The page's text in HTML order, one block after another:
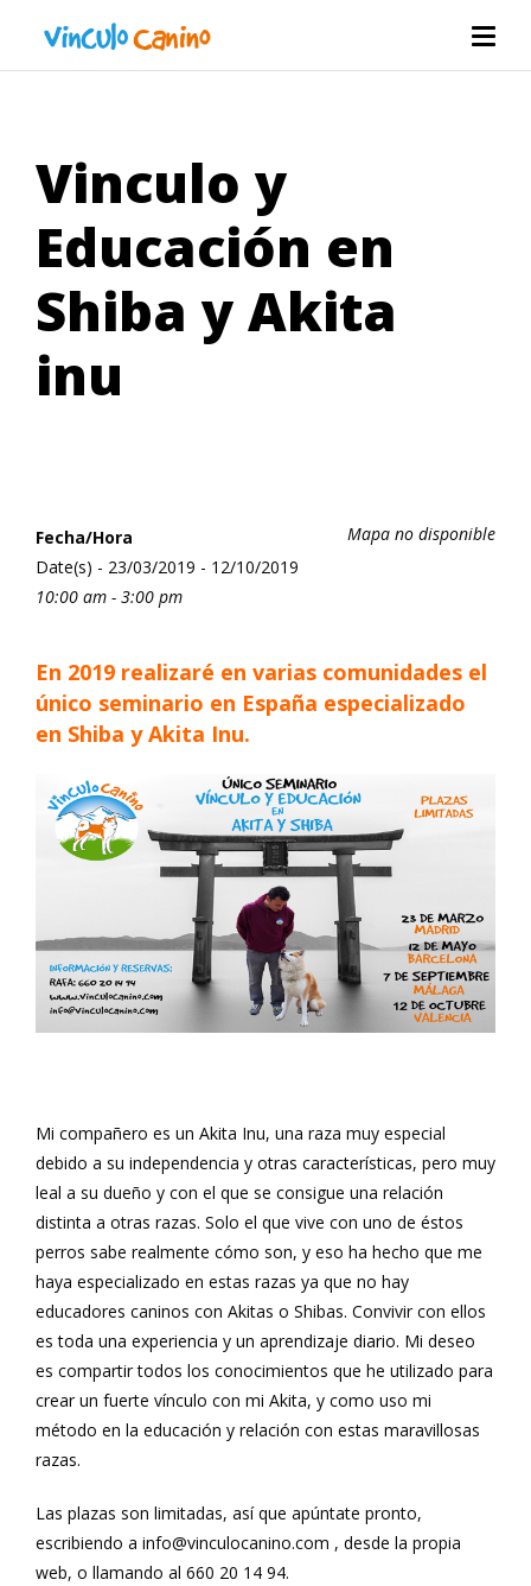
Vinculo y
Educación en
Shiba y Akita
inu
Mapa no disponible
Fecha/Hora
Date(s) - 23/03/2019 - 12/10/2019
10:00 am - 3:00 pm
En 2019 realizaré en varias comunidades el
único seminario en España especializado
en Shiba y Akita Inu.
Mi compañero es un Akita Inu, una raza muy especial
debido a su independencia y otras características, pero muy
leal a su dueño y con el que se consigue una relación
distinta a otras razas. Solo el que vive con uno de éstos
perros sabe realmente cómo son, y eso ha hecho que me
haya especializado en estas razas ya que no hay
educadores caninos con Akitas o Shibas. Convivir con ellos
es toda una experiencia y un aprendizaje diario. Mi deseo
es compartir todos los conocimientos que he utilizado para
crear un fuerte vínculo con mi Akita, y como uso mi
método en la educación y relación con estas maravillosas
razas.
Las plazas son limitadas, así que apúntate pronto,
escribiendo a info@vinculocanino.com , desde la propia
web, o llamando al 660 20 14 94.